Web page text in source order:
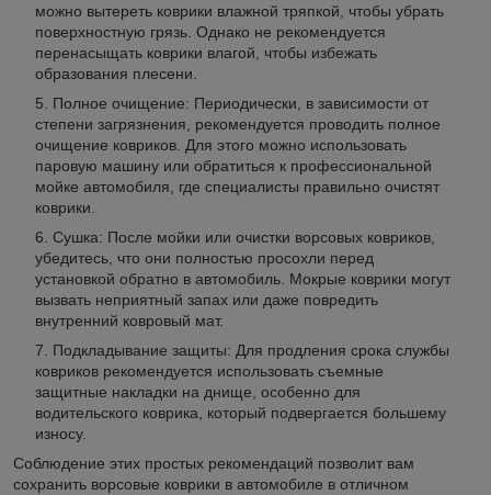
можно вытереть коврики влажной тряпкой, чтобы убрать
поверхностную грязь. Однако не рекомендуется
перенасыщать коврики влагой, чтобы избежать
образования плесени.
Полное очищение: Периодически, в зависимости от
степени загрязнения, рекомендуется проводить полное
очищение ковриков. Для этого можно использовать
паровую машину или обратиться к профессиональной
мойке автомобиля, где специалисты правильно очистят
коврики.
Сушка: После мойки или очистки ворсовых ковриков,
убедитесь, что они полностью просохли перед
установкой обратно в автомобиль. Мокрые коврики могут
вызвать неприятный запах или даже повредить
внутренний ковровый мат.
Подкладывание защиты: Для продления срока службы
ковриков рекомендуется использовать съемные
защитные накладки на днище, особенно для
водительского коврика, который подвергается большему
износу.
Соблюдение этих простых рекомендаций позволит вам
сохранить ворсовые коврики в автомобиле в отличном